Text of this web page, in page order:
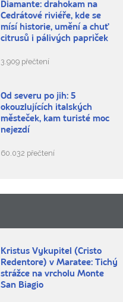
Diamante: drahokam na
Cedrátové riviéře, kde se
mísí historie, umění a chuť
citrusů i pálivých papriček
3.909 přečtení
Od severu po jih: 5
okouzlujících italských
městeček, kam turisté moc
nejezdí
60.032 přečtení
Kristus Vykupitel (Cristo
Redentore) v Maratee: Tichý
strážce na vrcholu Monte
San Biagio